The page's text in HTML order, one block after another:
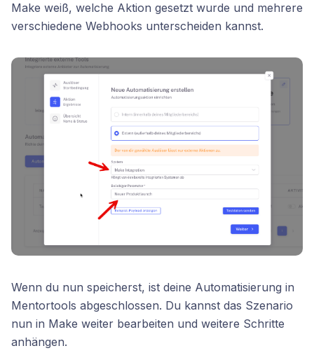
Make weiß, welche Aktion gesetzt wurde und mehrere
verschiedene Webhooks unterscheiden kannst.
Wenn du nun speicherst, ist deine Automatisierung in
Mentortools abgeschlossen. Du kannst das Szenario
nun in Make weiter bearbeiten und weitere Schritte
anhängen.